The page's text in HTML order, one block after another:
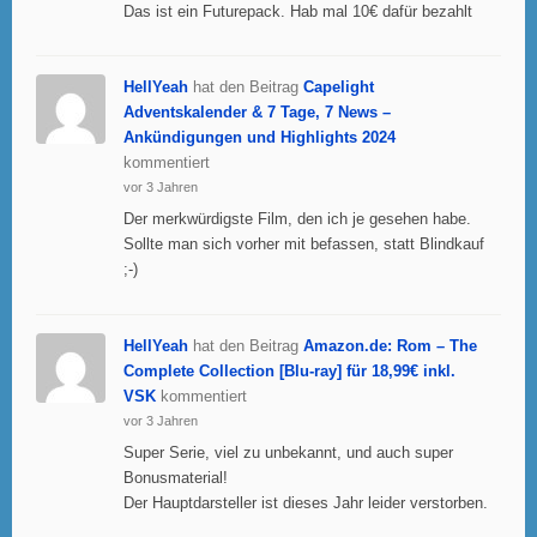
Das ist ein Futurepack. Hab mal 10€ dafür bezahlt
HellYeah hat den Beitrag Capelight
Adventskalender & 7 Tage, 7 News –
Ankündigungen und Highlights 2024
kommentiert
vor 3 Jahren
Der merkwürdigste Film, den ich je gesehen habe.
Sollte man sich vorher mit befassen, statt Blindkauf
;-)
HellYeah hat den Beitrag Amazon.de: Rom – The
Complete Collection [Blu-ray] für 18,99€ inkl.
VSK kommentiert
vor 3 Jahren
Super Serie, viel zu unbekannt, und auch super
Bonusmaterial!
Der Hauptdarsteller ist dieses Jahr leider verstorben.